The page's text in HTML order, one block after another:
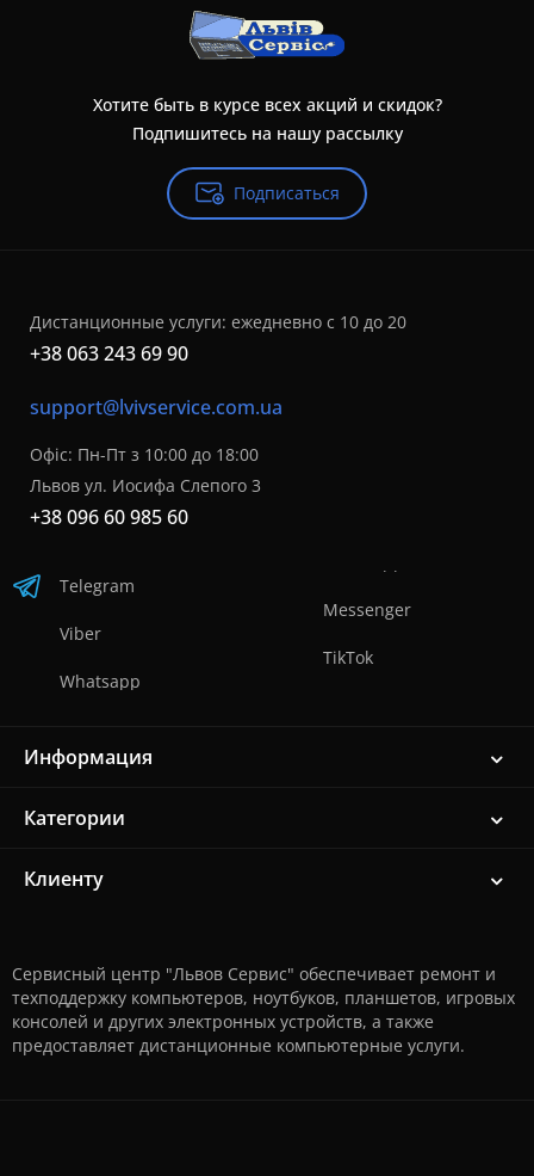
Хотите быть в курсе всех акций и скидок?
Подпишитесь на нашу рассылку
Подписаться
Дистанционные услуги: ежедневно с 10 до 20
+38 063 243 69 90
support@lvivservice.com.ua
Офіс: Пн-Пт з 10:00 до 18:00
Львов ул. Иосифа Слепого 3
+38 096 60 985 60
Telegram
Viber
Whatsapp
Messenger
TikTok
Информация
Категории
Клиенту
Сервисный центр "Львов Сервис" обеспечивает ремонт и
техподдержку компьютеров, ноутбуков, планшетов, игровых
консолей и других электронных устройств, а также
предоставляет дистанционные компьютерные услуги.